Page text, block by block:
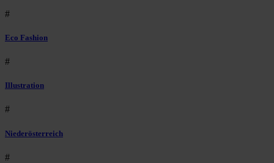
#
Eco Fashion
#
Illustration
#
Niederösterreich
#